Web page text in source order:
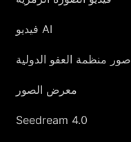
فيديو AI
صور منظمة العفو الدولية
معرض الصور
Seedream 4.0